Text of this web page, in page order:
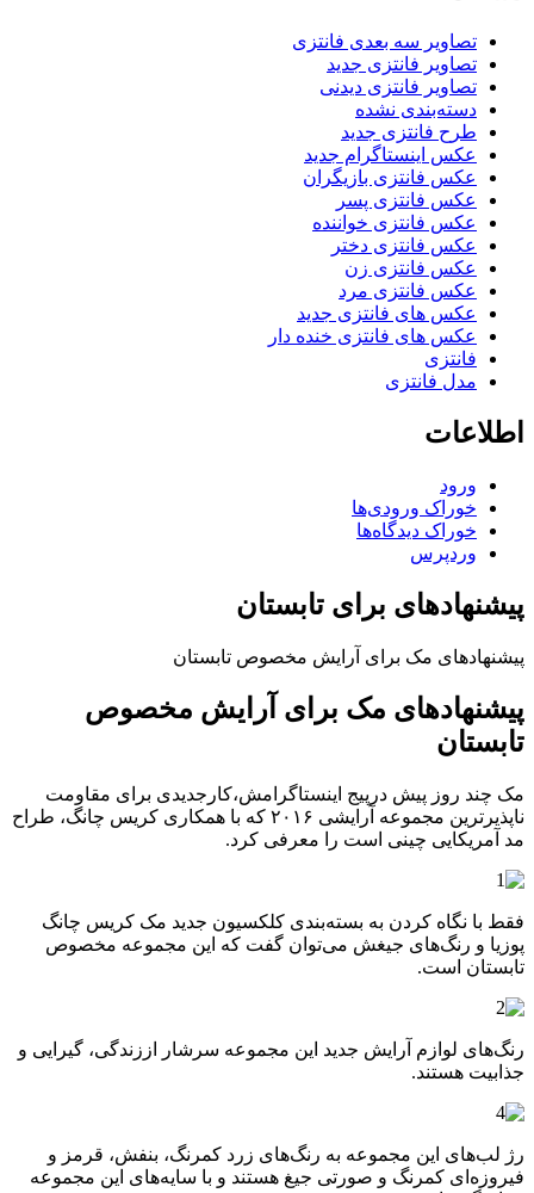
تصاویر سه بعدی فانتزی
تصاویر فانتزی جدید
تصاویر فانتزی دیدنی
دسته‌بندی نشده
طرح فانتزی جدید
عکس اینستاگرام جدید
عکس فانتزی بازیگران
عکس فانتزی پسر
عکس فانتزی خواننده
عکس فانتزی دختر
عکس فانتزی زن
عکس فانتزی مرد
عکس های فانتزی جدید
عکس های فانتزی خنده دار
فانتزی
مدل فانتزی
اطلاعات
ورود
خوراک ورودی‌ها
خوراک دیدگاه‌ها
وردپرس
پیشنهادهای برای تابستان
پیشنهادهای مک برای آرایش مخصوص تابستان
پیشنهادهای مک برای آرایش مخصوص
تابستان
مک چند روز پیش درپیج اینستاگرامش،کارجدیدی برای مقاومت
ناپذیرترین مجموعه آرایشی ۲۰۱۶ که با همکاری کریس چانگ، طراح
مد آمریکایی چینی است را معرفی کرد.
فقط با نگاه کردن به بسته‌بندی کلکسیون جدید مک کریس چانگ
پوزیا و رنگ‌های جیغش می‌توان گفت که این مجموعه مخصوص
تابستان است.
رنگ‌های لوازم آرایش جدید این مجموعه سرشار اززندگی، گیرایی و
جذابیت هستند.
رژ لب‌های این مجموعه به رنگ‌های زرد کمرنگ، بنفش، قرمز و
فیروزه‌ای کمرنگ و صورتی جیغ هستند و با سایه‌های این مجموعه